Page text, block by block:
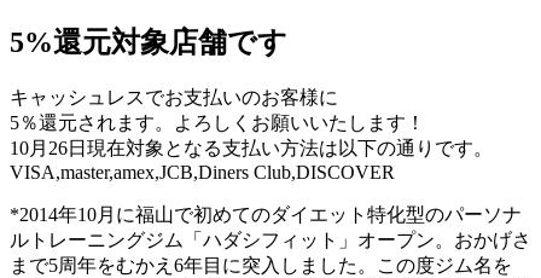
5%還元対象店舗です
キャッシュレスでお支払いのお客様に
5％還元されます。よろしくお願いいたします！
10月26日現在対象となる支払い方法は以下の通りです。
VISA,master,amex,JCB,Diners Club,DISCOVER
*2014年10月に福山で初めてのダイエット特化型のパーソナ
ルトレーニングジム「ハダシフィット」オープン。おかげさ
まで5周年をむかえ6年目に突入しました。この度ジム名を